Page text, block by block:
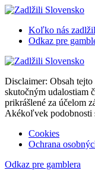
Koľko nás
Odkaz pre
Disclaimer: Obsah
skutočným udalostiam
prikrášlené za účelom
Akékoľvek podobnosti
Cookies
Ochrana
Odkaz pre gamblera